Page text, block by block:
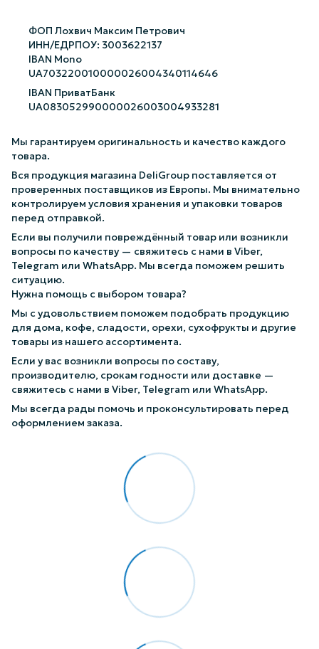
ФОП Лохвич Максим Петрович
ИНН/ЕДРПОУ: 3003622137
IBAN Mono
UA703220010000026004340114646
IBAN ПриватБанк
UA083052990000026003004933281
Мы гарантируем оригинальность и качество каждого
товара.
Вся продукция магазина DeliGroup поставляется от
проверенных поставщиков из Европы. Мы внимательно
контролируем условия хранения и упаковки товаров
перед отправкой.
Если вы получили повреждённый товар или возникли
вопросы по качеству — свяжитесь с нами в Viber,
Telegram или WhatsApp. Мы всегда поможем решить
ситуацию.
Нужна помощь с выбором товара?
Мы с удовольствием поможем подобрать продукцию
для дома, кофе, сладости, орехи, сухофрукты и другие
товары из нашего ассортимента.
Если у вас возникли вопросы по составу,
производителю, срокам годности или доставке —
свяжитесь с нами в Viber, Telegram или WhatsApp.
Мы всегда рады помочь и проконсультировать перед
оформлением заказа.